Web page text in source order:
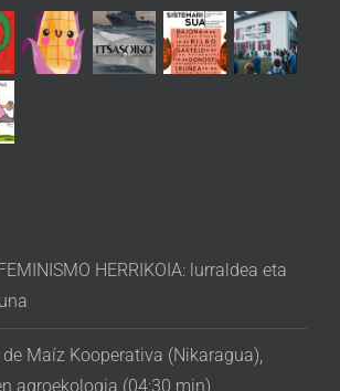
HERRIKOIA: lurraldea eta
de Maíz Kooperativa (Nikaragua),
agroekologia (04:30 min)